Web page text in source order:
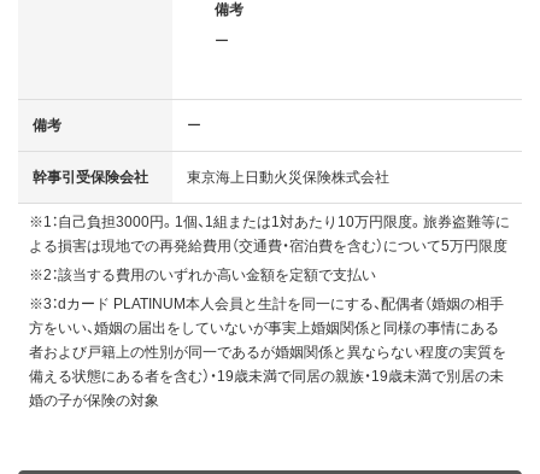
備考
ー
備考 ー
幹事引受保険会社 東京海上日動火災保険株式会社
※1：自己負担3000円。1個、1組または1対あたり10万円限度。旅券盗難等に
よる損害は現地での再発給費用（交通費・宿泊費を含む）について5万円限度
※2：該当する費用のいずれか高い金額を定額で支払い
※3：dカード PLATINUM本人会員と生計を同一にする、配偶者（婚姻の相手
方をいい、婚姻の届出をしていないが事実上婚姻関係と同様の事情にある
者および戸籍上の性別が同一であるが婚姻関係と異ならない程度の実質を
備える状態にある者を含む）・19歳未満で同居の親族・19歳未満で別居の未
婚の子が保険の対象